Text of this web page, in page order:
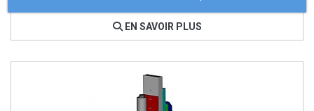
EN SAVOIR PLUS